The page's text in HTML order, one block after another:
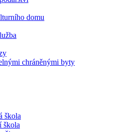
domu
chráněnými byty
škola
škola